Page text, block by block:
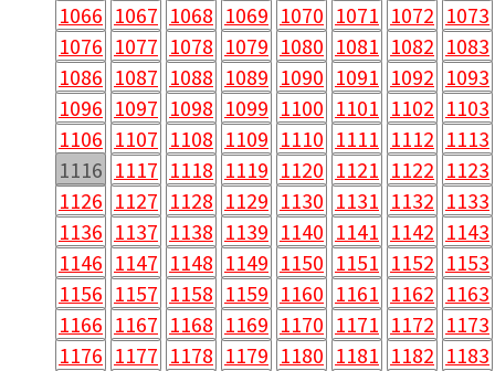
1066 1067 1068 1069 1070 1071 1072 1073
1076 1077 1078 1079 1080 1081 1082 1083
1086 1087 1088 1089 1090 1091 1092 1093
1096 1097 1098 1099 1100 1101 1102 1103
1106 1107 1108 1109 1110 1111 1112 1113
1116 1117 1118 1119 1120 1121 1122 1123
1126 1127 1128 1129 1130 1131 1132 1133
1136 1137 1138 1139 1140 1141 1142 1143
1146 1147 1148 1149 1150 1151 1152 1153
1156 1157 1158 1159 1160 1161 1162 1163
1166 1167 1168 1169 1170 1171 1172 1173
1176 1177 1178 1179 1180 1181 1182 1183